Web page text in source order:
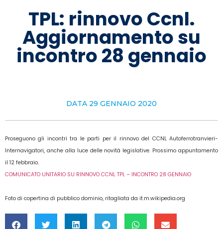
TPL: rinnovo Ccnl.
Aggiornamento su
incontro 28 gennaio
DATA 29 GENNAIO 2020
Proseguono gli incontri tra le parti per il rinnovo del CCNL Autoferrotranvieri-
Internavigatori, anche alla luce delle novità legislative. Prossimo appuntamento
il 12 febbraio.
COMUNICATO UNITARIO SU RINNOVO CCNL TPL – INCONTRO 28 GENNAIO
Foto di copertina di pubblico dominio, ritagliata da it.m.wikipedia.org